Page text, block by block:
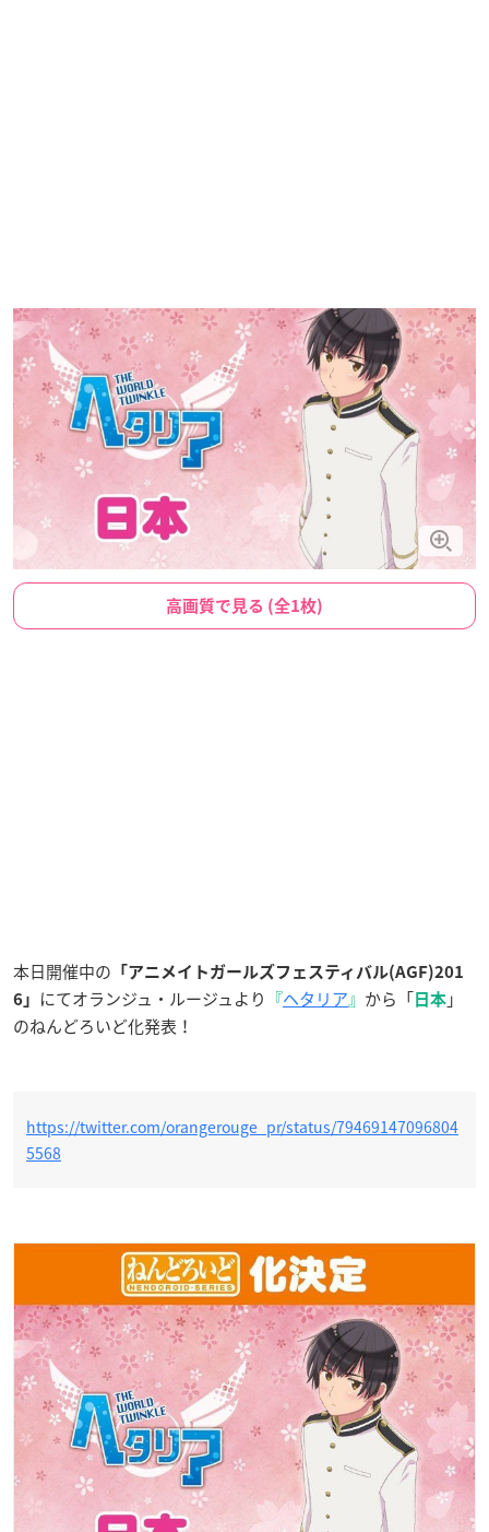
高画質で見る (全1枚)
本日開催中の 「アニメイトガールズフェスティバル(AGF)201
6」
にてオランジュ・ルージュより 『ヘタリア』 から「 日本 」
のねんどろいど化発表！
https://twitter.com/orangerouge_pr/status/79469147096804
5568